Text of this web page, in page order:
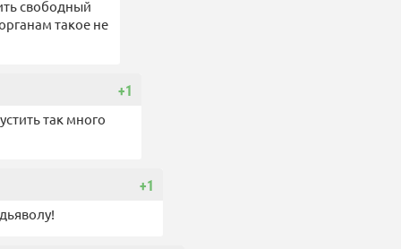
свободный
такое не
+1
так много
+1